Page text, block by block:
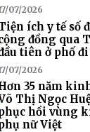
07/2026
ích y tế số
đồng qua
tiên ở phố
07/2026
35 năm
Thị Ngọc
hồi vùng
nữ Việt